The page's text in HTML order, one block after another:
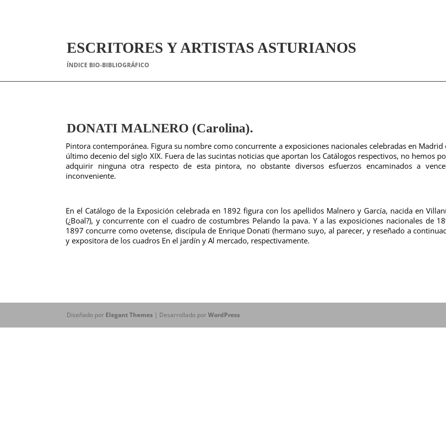
ESCRITORES Y ARTISTAS ASTURIANOS
ÍNDICE BIO-BIBLIOGRÁFICO
DONATI MALNERO (Carolina).
Pintora contemporánea. Figura su nombre como concurrente a exposiciones nacionales celebradas en Madrid
último decenio del siglo XIX. Fuera de las sucintas noticias que aportan los Catálogos respectivos, no hemos
adquirir ninguna otra respecto de esta pintora, no obstante diversos esfuerzos encaminados a
inconveniente.
En el Catálogo de la Exposición celebrada en 1892 figura con los apellidos Malnero y García, nacida en
(¿Boal?), y concurrente con el cuadro de costumbres Pelando la pava. Y a las exposiciones nacionales de
1897 concurre como ovetense, discípula de Enrique Donati (hermano suyo, al parecer, y reseñado a
y expositora de los cuadros En el jardín y Al mercado, respectivamente.
Diseñado por Elegant Themes | Desarrollado porWordPress